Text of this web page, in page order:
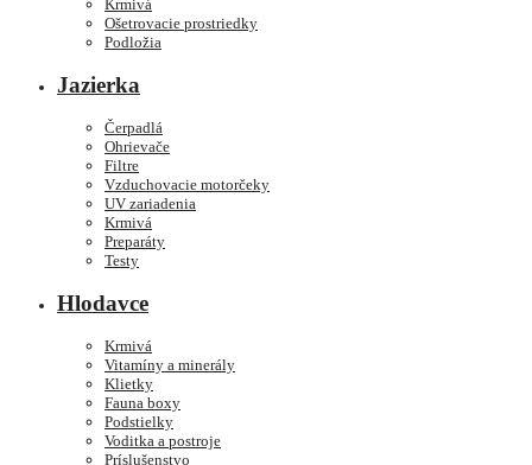
Krmivá
Ošetrovacie prostriedky
Podložia
Jazierka
Čerpadlá
Ohrievače
Filtre
Vzduchovacie motorčeky
UV zariadenia
Krmivá
Preparáty
Testy
Hlodavce
Krmivá
Vitamíny a minerály
Klietky
Fauna boxy
Podstielky
Voditka a postroje
Príslušenstvo